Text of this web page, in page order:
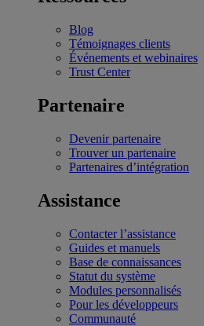
Blog
Témoignages clients
Événements et webinaires
Trust Center
Partenaire
Devenir partenaire
Trouver un partenaire
Partenaires d’intégration
Assistance
Contacter l’assistance
Guides et manuels
Base de connaissances
Statut du système
Modules personnalisés
Pour les développeurs
Communauté